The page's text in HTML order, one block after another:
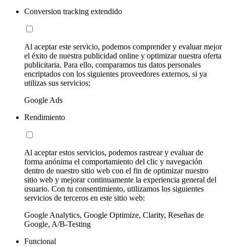
Conversion tracking extendido
Al aceptar este servicio, podemos comprender y evaluar mejor
el éxito de nuestra publicidad online y optimizar nuestra oferta
publicitaria. Para ello, comparamos tus datos personales
encriptados con los siguientes proveedores externos, si ya
utilizas sus servicios:
Google Ads
Rendimiento
Al aceptar estos servicios, podemos rastrear y evaluar de
forma anónima el comportamiento del clic y navegación
dentro de nuestro sitio web con el fin de optimizar nuestro
sitio web y mejorar continuamente la experiencia general del
usuario. Con tu consentimiento, utilizamos los siguientes
servicios de terceros en este sitio web:
Google Analytics, Google Optimize, Clarity, Reseñas de
Google, A/B-Testing
Funcional